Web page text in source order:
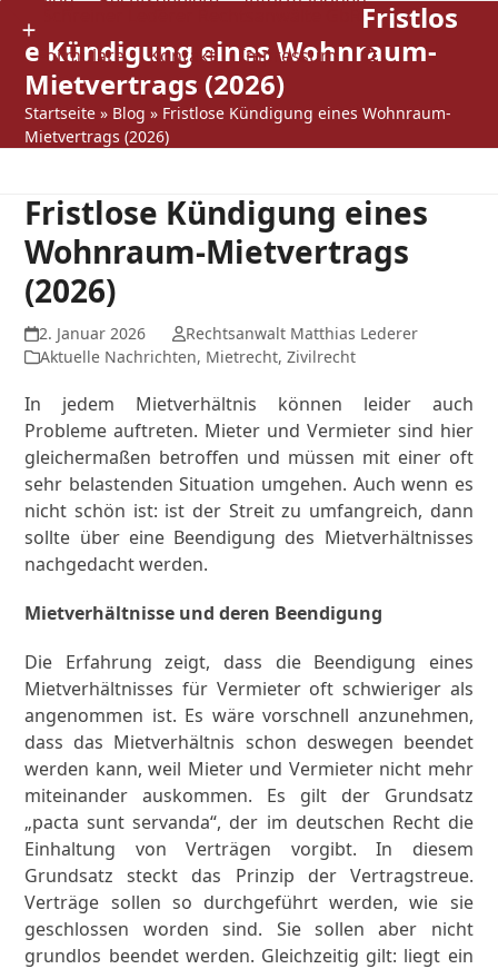
content
Show
notice
Formulare Kontakt Impressum
Open
mobile
menu
Close
mobile
menu
Fristlos
e Kündigung eines Wohnraum-
Mietvertrags (2026)
Startseite » Blog » Fristlose Kündigung eines Wohnraum-
Mietvertrags (2026)
Fristlose Kündigung eines
Wohnraum-Mietvertrags
(2026)
2. Januar 2026
Rechtsanwalt Matthias Lederer
Aktuelle Nachrichten, Mietrecht,Zivilrecht
In jedem Mietverhältnis können leider auch
Probleme auftreten. Mieter und Vermieter sind hier
gleichermaßen betroffen und müssen mit einer oft
sehr belastenden Situation umgehen. Auch wenn es
nicht schön ist: ist der Streit zu umfangreich, dann
sollte über eine Beendigung des Mietverhältnisses
nachgedacht werden.
Mietverhältnisse und deren Beendigung
Die Erfahrung zeigt, dass die Beendigung eines
Mietverhältnisses für Vermieter oft schwieriger als
angenommen ist. Es wäre vorschnell anzunehmen,
dass das Mietverhältnis schon deswegen beendet
werden kann, weil Mieter und Vermieter nicht mehr
miteinander auskommen. Es gilt der Grundsatz
„pacta sunt servanda“, der im deutschen Recht die
Einhaltung von Verträgen vorgibt. In diesem
Grundsatz steckt das Prinzip der Vertragstreue.
Verträge sollen so durchgeführt werden, wie sie
geschlossen worden sind. Sie sollen aber nicht
grundlos beendet werden. Gleichzeitig gilt: liegt ein